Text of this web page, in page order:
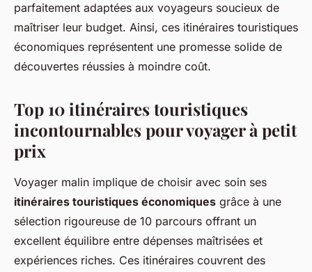
parfaitement adaptées aux voyageurs soucieux de
maîtriser leur budget. Ainsi, ces itinéraires touristiques
économiques représentent une promesse solide de
découvertes réussies à moindre coût.
Top 10 itinéraires touristiques
incontournables pour voyager à petit
prix
Voyager malin implique de choisir avec soin ses
itinéraires touristiques économiques grâce à une
sélection rigoureuse de 10 parcours offrant un
excellent équilibre entre dépenses maîtrisées et
expériences riches. Ces itinéraires couvrent des